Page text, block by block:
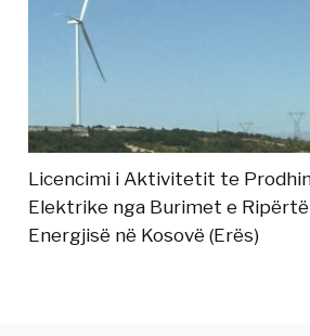
Licencimi i Aktivitetit te
Elektrike nga Burimet e
Energjisë në Kosovë (Erës)